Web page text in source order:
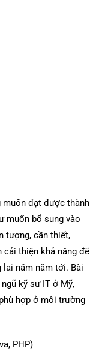
muốn đạt được thành
muốn bổ sung vào
tượng, cần thiết,
cải thiện khả năng để
lai năm năm tới. Bài
kỹ sư IT ở Mỹ,
hợp ở môi trường
PHP)